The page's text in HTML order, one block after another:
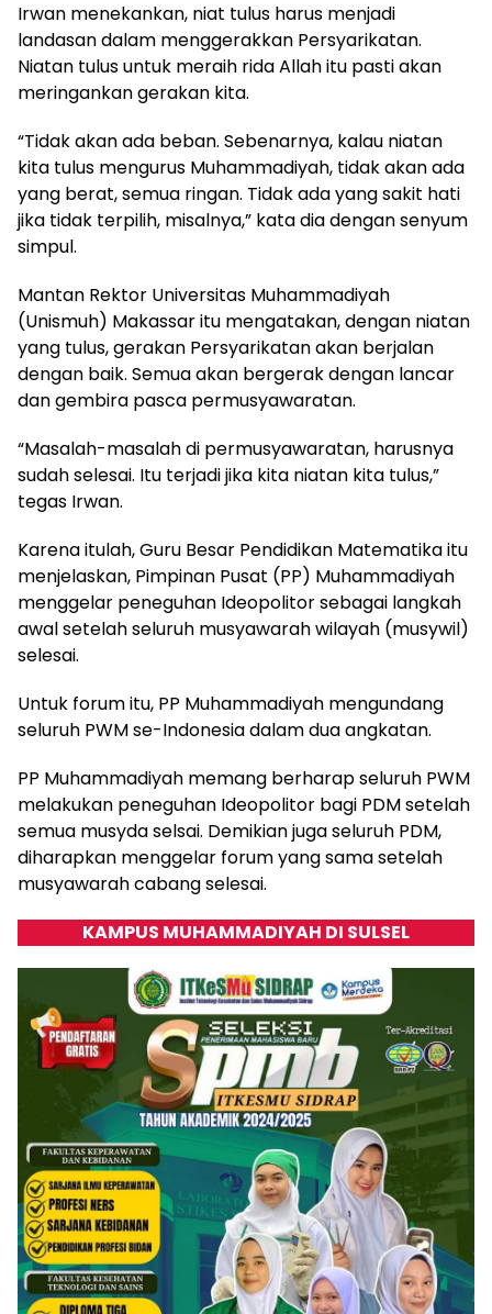
Irwan menekankan, niat tulus harus menjadi
landasan dalam menggerakkan Persyarikatan.
Niatan tulus untuk meraih rida Allah itu pasti akan
meringankan gerakan kita.
“Tidak akan ada beban. Sebenarnya, kalau niatan
kita tulus mengurus Muhammadiyah, tidak akan ada
yang berat, semua ringan. Tidak ada yang sakit hati
jika tidak terpilih, misalnya,” kata dia dengan senyum
simpul.
Mantan Rektor Universitas Muhammadiyah
(Unismuh) Makassar itu mengatakan, dengan niatan
yang tulus, gerakan Persyarikatan akan berjalan
dengan baik. Semua akan bergerak dengan lancar
dan gembira pasca permusyawaratan.
“Masalah-masalah di permusyawaratan, harusnya
sudah selesai. Itu terjadi jika kita niatan kita tulus,”
tegas Irwan.
Karena itulah, Guru Besar Pendidikan Matematika itu
menjelaskan, Pimpinan Pusat (PP) Muhammadiyah
menggelar peneguhan Ideopolitor sebagai langkah
awal setelah seluruh musyawarah wilayah (musywil)
selesai.
Untuk forum itu, PP Muhammadiyah mengundang
seluruh PWM se-Indonesia dalam dua angkatan.
PP Muhammadiyah memang berharap seluruh PWM
melakukan peneguhan Ideopolitor bagi PDM setelah
semua musyda selsai. Demikian juga seluruh PDM,
diharapkan menggelar forum yang sama setelah
musyawarah cabang selesai.
KAMPUS MUHAMMADIYAH DI SULSEL